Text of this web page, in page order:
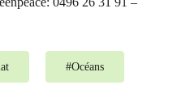
#Océans